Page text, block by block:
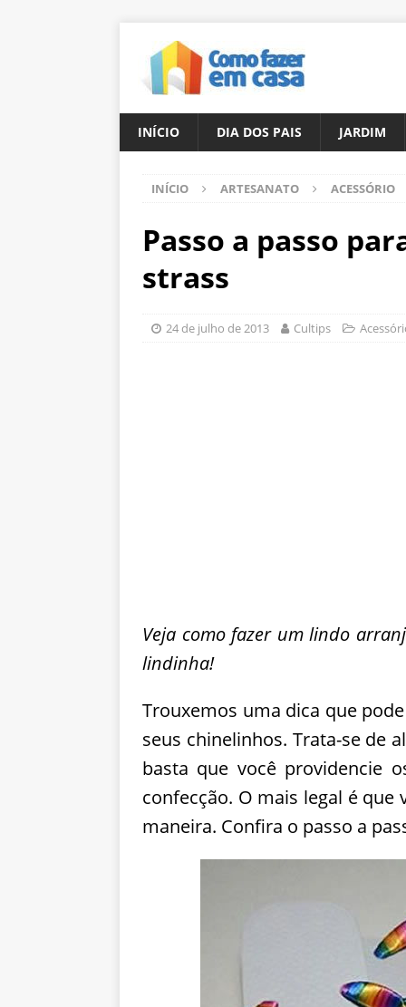
INÍCIO DIA DOS PAIS JARDIM
INÍCIO ARTESANATO ACESSÓRIO
Passo a passo
strass
24 de julho de 2013 Cultips
Veja como fazer um lindo
lindinha!
Trouxemos uma dica que
seus chinelinhos. Trata-se de
basta que você providencie
confecção. O mais legal é
maneira. Confira o passo a